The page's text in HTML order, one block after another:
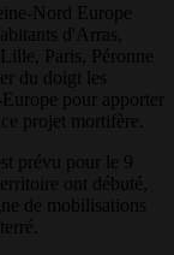
Nord Europe
d'Arras,
Paris, Péronne
du doigt les
pour apporter
projet mortifère.
prévu pour le 9
ont débuté,
de mobilisations